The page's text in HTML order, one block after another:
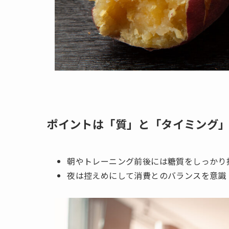
ポイントは「質」と「タイミング
朝やトレーニング前後には糖質をしっかり
夜は控えめにして消費とのバランスを意識